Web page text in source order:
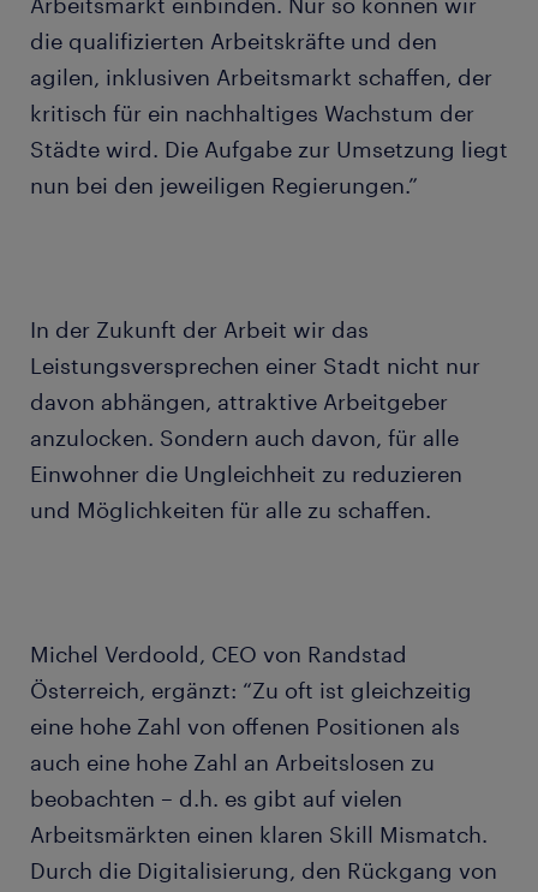
die qualifizierten Arbeitskräfte und den
agilen, inklusiven Arbeitsmarkt schaffen, der
kritisch für ein nachhaltiges Wachstum der
Städte wird. Die Aufgabe zur Umsetzung liegt
nun bei den jeweiligen Regierungen.”
In der Zukunft der Arbeit wir das
Leistungsversprechen einer Stadt nicht nur
davon abhängen, attraktive Arbeitgeber
anzulocken. Sondern auch davon, für alle
Einwohner die Ungleichheit zu reduzieren
und Möglichkeiten für alle zu schaffen.
Michel Verdoold, CEO von Randstad
Österreich, ergänzt: “Zu oft ist gleichzeitig
eine hohe Zahl von offenen Positionen als
auch eine hohe Zahl an Arbeitslosen zu
beobachten – d.h. es gibt auf vielen
Arbeitsmärkten einen klaren Skill Mismatch.
Durch die Digitalisierung, den Rückgang von